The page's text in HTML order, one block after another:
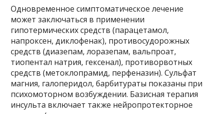
Одновременное симптоматическое лечение
может заключаться в применении
гипотермических средств (парацетамол,
напроксен, диклофенак), противосудорожных
средств (диазепам, лоразепам, вальпроат,
тиопентал натрия, гексенал), противорвотных
средств (метоклопрамид, перфеназин). Сульфат
магния, галоперидол, барбитураты показаны при
психомоторном возбуждении. Базисная терапия
инсульта включает также нейропротекторное